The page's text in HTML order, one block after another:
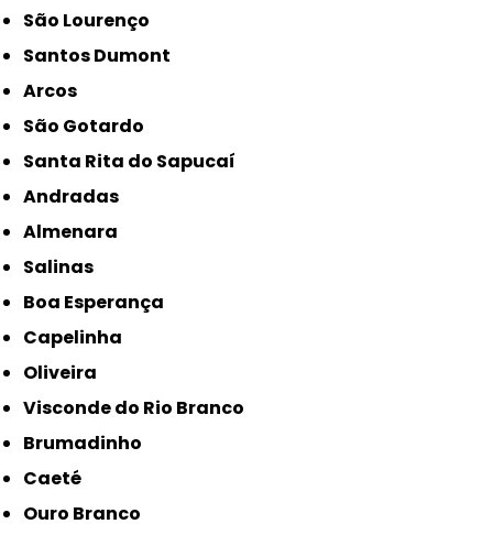
São Lourenço
Santos Dumont
Arcos
São Gotardo
Santa Rita do Sapucaí
Andradas
Almenara
Salinas
Boa Esperança
Capelinha
Oliveira
Visconde do Rio Branco
Brumadinho
Caeté
Ouro Branco